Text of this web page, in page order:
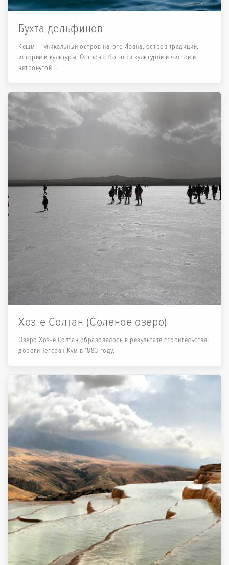
Бухта дельфинов
Кешм — уникальный остров на юге Ирана, остров традиций,
истории и культуры. Остров с богатой культурой и чистой и
нетронутой...
Хоз-е Солтан (Соленое озеро)
Озеро Хоз-е Солтан образовалось в результате строительства
дороги Тегеран-Кум в 1883 году.